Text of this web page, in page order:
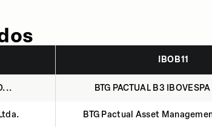
IBOB11
BTG PACTUAL B3
BTG Pactual Asset